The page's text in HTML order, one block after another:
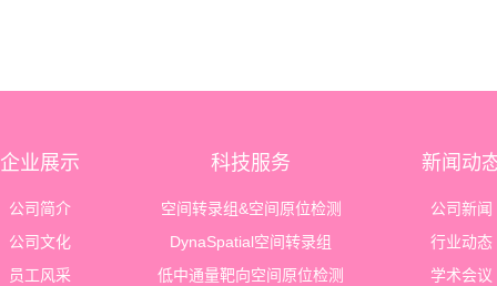
企业展示
公司简介
公司文化
员工风采
科技服务
空间转录组&空间原位检测
DynaSpatial空间转录组
低中通量靶向空间原位检测
新闻动
公司新闻
行业动态
学术会议